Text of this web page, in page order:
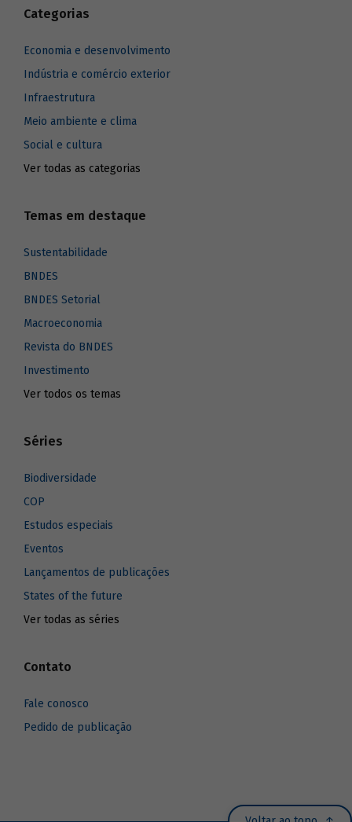
Categorias
Economia e desenvolvimento
Indústria e comércio exterior
Infraestrutura
Meio ambiente e clima
Social e cultura
Ver todas as categorias
Temas em destaque
Sustentabilidade
BNDES
BNDES Setorial
Macroeconomia
Revista do BNDES
Investimento
Ver todos os temas
Séries
Biodiversidade
COP
Estudos especiais
Eventos
Lançamentos de publicações
States of the future
Ver todas as séries
Contato
Fale conosco
Pedido de publicação